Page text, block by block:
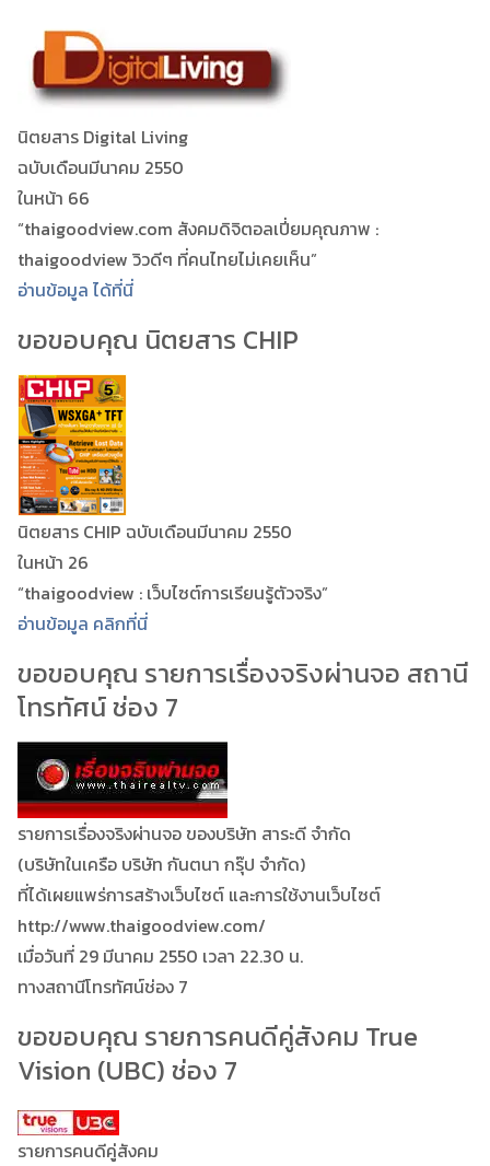
นิตยสาร Digital Living
ฉบับเดือนมีนาคม 2550
ในหน้า 66
“thaigoodview.com สังคมดิจิตอลเปี่ยมคุณภาพ :
thaigoodview วิวดีๆ ที่คนไทยไม่เคยเห็น”
อ่านข้อมูล ได้ที่นี่
ขอขอบคุณ นิตยสาร CHIP
นิตยสาร CHIP ฉบับเดือนมีนาคม 2550
ในหน้า 26
“thaigoodview : เว็บไซต์การเรียนรู้ตัวจริง”
อ่านข้อมูล คลิกที่นี่
ขอขอบคุณ รายการเรื่องจริงผ่านจอ สถานี
โทรทัศน์ ช่อง 7
รายการเรื่องจริงผ่านจอ ของบริษัท สาระดี จำกัด
(บริษัทในเครือ บริษัท กันตนา กรุ๊ป จำกัด)
ที่ได้เผยแพร่การสร้างเว็บไซต์ และการใช้งานเว็บไซต์
http://www.thaigoodview.com/
เมื่อวันที่ 29 มีนาคม 2550 เวลา 22.30 น.
ทางสถานีโทรทัศน์ช่อง 7
ขอขอบคุณ รายการคนดีคู่สังคม True
Vision (UBC) ช่อง 7
รายการคนดีคู่สังคม